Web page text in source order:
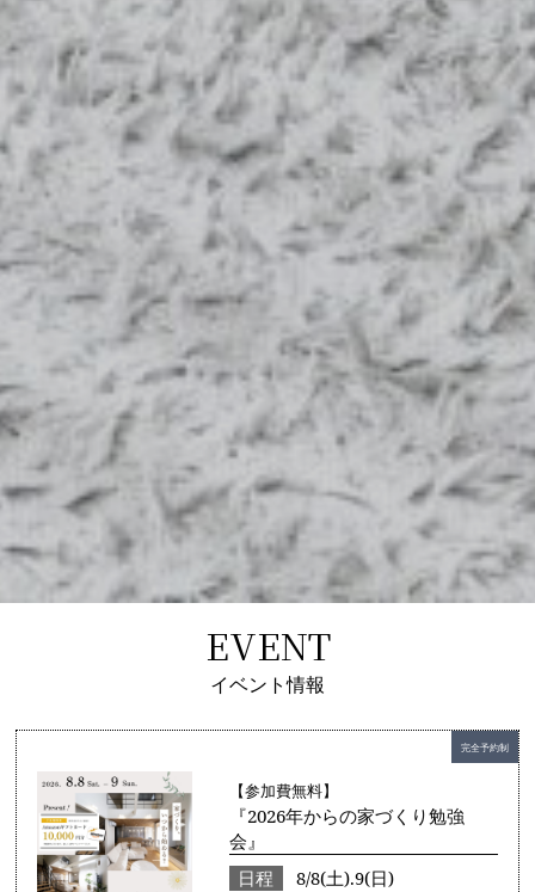
EVENT
イベント情報
完全予約制
【参加費無料】
『2026年からの家づくり勉強
会』
日程
8/8(土).9(日)